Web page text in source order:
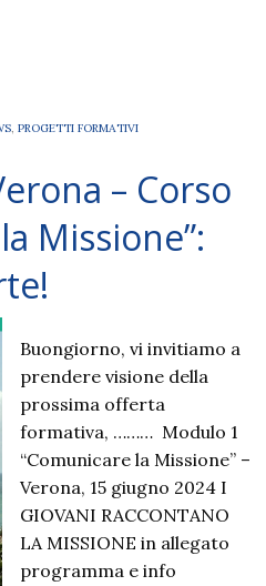
, PROGETTI FORMATIVI
– Corso
Missione”:
Buongiorno, vi invitiamo a
prendere visione della
prossima offerta
formativa, ……… Modulo 1
“Comunicare la Missione” –
Verona, 15 giugno 2024 I
GIOVANI RACCONTANO
LA MISSIONE in allegato
programma e info